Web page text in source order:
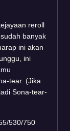
reroll
banyak
ini akan
ini
tear. (Jika
Sona-tear-
530/750